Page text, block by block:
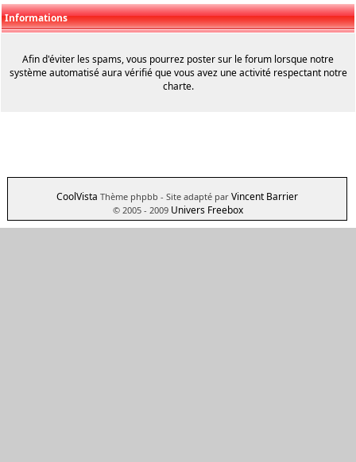
Informations
Afin d'éviter les spams, vous pourrez poster sur le forum lorsque notre
système automatisé aura vérifié que vous avez une activité respectant notre
charte.
CoolVista Thème phpbb - Site adapté par Vincent Barrier
© 2005 - 2009 Univers Freebox